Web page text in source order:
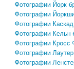
Фотографии Йорк
Фотографии
Фотографии
Фотографии Кельн
Фотографии Кросс
Фотографии Лаутер
Фотографии